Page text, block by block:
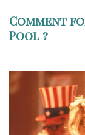
Comment
Pool ?